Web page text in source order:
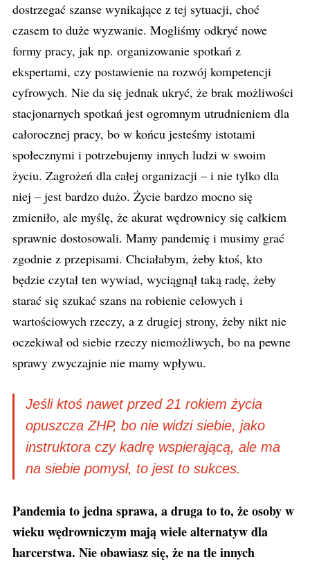
dostrzegać szanse wynikające z tej sytuacji, choć
czasem to duże wyzwanie. Mogliśmy odkryć nowe
formy pracy, jak np. organizowanie spotkań z
ekspertami, czy postawienie na rozwój kompetencji
cyfrowych. Nie da się jednak ukryć, że brak możliwości
stacjonarnych spotkań jest ogromnym utrudnieniem dla
całorocznej pracy, bo w końcu jesteśmy istotami
społecznymi i potrzebujemy innych ludzi w swoim
życiu. Zagrożeń dla całej organizacji – i nie tylko dla
niej – jest bardzo dużo. Życie bardzo mocno się
zmieniło, ale myślę, że akurat wędrownicy się całkiem
sprawnie dostosowali. Mamy pandemię i musimy grać
zgodnie z przepisami. Chciałabym, żeby ktoś, kto
będzie czytał ten wywiad, wyciągnął taką radę, żeby
starać się szukać szans na robienie celowych i
wartościowych rzeczy, a z drugiej strony, żeby nikt nie
oczekiwał od siebie rzeczy niemożliwych, bo na pewne
sprawy zwyczajnie nie mamy wpływu.
Jeśli ktoś nawet przed 21 rokiem życia
opuszcza ZHP, bo nie widzi siebie, jako
instruktora czy kadrę wspierającą, ale ma
na siebie pomysł, to jest to sukces.
Pandemia to jedna sprawa, a druga to to, że osoby w
wieku wędrowniczym mają wiele alternatyw dla
harcerstwa. Nie obawiasz się, że na tle innych